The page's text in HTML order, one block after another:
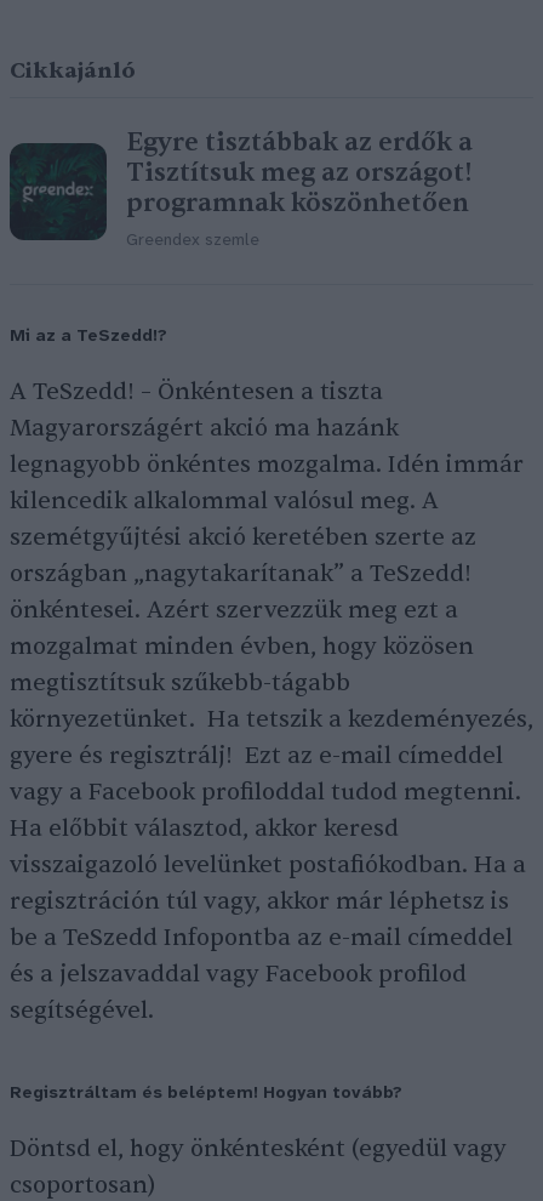
Cikkajánló
Egyre tisztábbak az erdők a
Tisztítsuk meg az országot!
programnak köszönhetően
Greendex szemle
Mi az a TeSzedd!?
A TeSzedd! – Önkéntesen a tiszta
Magyarországért akció ma hazánk
legnagyobb önkéntes mozgalma. Idén immár
kilencedik alkalommal valósul meg. A
szemétgyűjtési akció keretében szerte az
országban „nagytakarítanak” a TeSzedd!
önkéntesei. Azért szervezzük meg ezt a
mozgalmat minden évben, hogy közösen
megtisztítsuk szűkebb-tágabb
környezetünket. Ha tetszik a kezdeményezés,
gyere és regisztrálj! Ezt az e-mail címeddel
vagy a Facebook profiloddal tudod megtenni.
Ha előbbit választod, akkor keresd
visszaigazoló levelünket postafiókodban. Ha a
regisztráción túl vagy, akkor már léphetsz is
be a TeSzedd Infopontba az e-mail címeddel
és a jelszavaddal vagy Facebook profilod
segítségével.
Regisztráltam és beléptem! Hogyan tovább?
Döntsd el, hogy önkéntesként (egyedül vagy
csoportosan)